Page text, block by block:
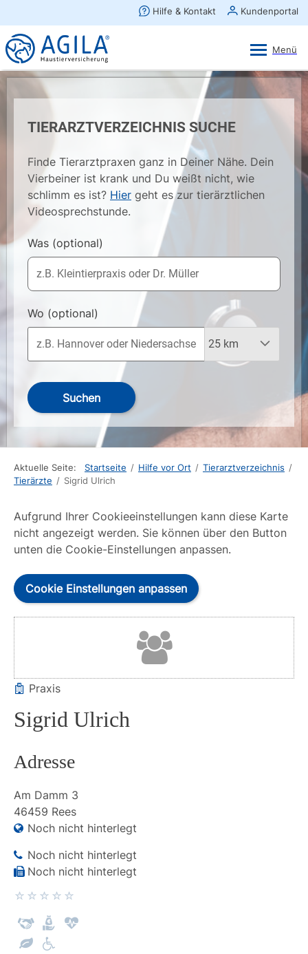
TIERARZTVERZEICHNIS SUCHE
Finde Tierarztpraxen ganz in Deiner Nähe. Dein
Vierbeiner ist krank und Du weißt nicht, wie
schlimm es ist? Hier geht es zur tierärztlichen
Videosprechstunde.
Was (optional)
Wo (optional)
Suchen
Aktuelle Seite: Startseite / Hilfe vor Ort / Tierarztverzeichnis /
Tierärzte / Sigrid Ulrich
Aufgrund Ihrer Cookieeinstellungen kann diese Karte
nicht angezeigt werden. Sie können über den Button
unten die Cookie-Einstellungen anpassen.
Cookie Einstellungen anpassen
Praxis
Sigrid Ulrich
Adresse
Am Damm 3
46459 Rees
Noch nicht hinterlegt
Noch nicht hinterlegt
Noch nicht hinterlegt
×
AGILA Kunden-App
Gratis - Im Play Store laden
Ansehen